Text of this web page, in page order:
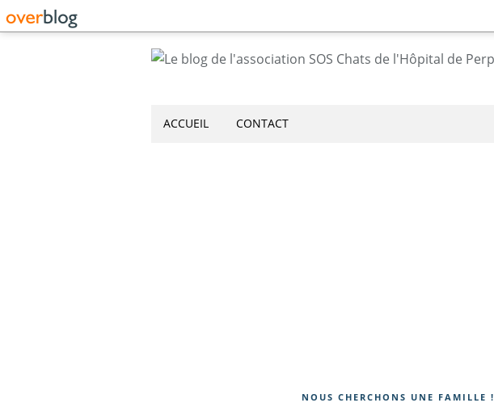
ACCUEIL CONTACT
NOUS CHERCHONS UNE FAMILLE !